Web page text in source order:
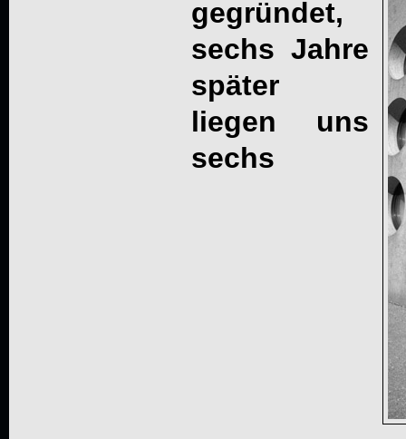
gegründet,
sechs Jahre
später
liegen uns
sechs